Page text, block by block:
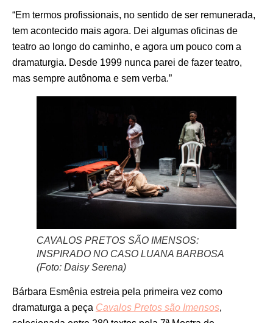
“Em termos profissionais, no sentido de ser remunerada,
tem acontecido mais agora. Dei algumas oficinas de
teatro ao longo do caminho, e agora um pouco com a
dramaturgia. Desde 1999 nunca parei de fazer teatro,
mas sempre autônoma e sem verba.”
CAVALOS PRETOS SÃO IMENSOS:
INSPIRADO NO CASO LUANA BARBOSA
(Foto: Daisy Serena)
Bárbara Esmênia estreia pela primeira vez como
dramaturga a peça Cavalos Pretos são Imensos,